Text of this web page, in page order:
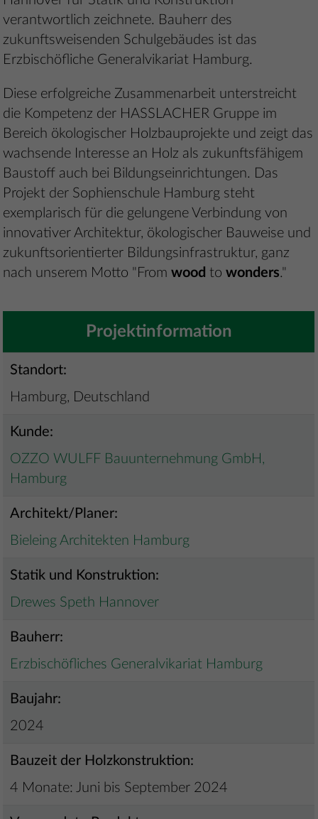
verantwortlich zeichnete. Bauherr des
zukunftsweisenden Schulgebäudes ist das
Erzbischöfliche Generalvikariat Hamburg.
Diese erfolgreiche Zusammenarbeit unterstreicht
die Kompetenz der HASSLACHER Gruppe im
Bereich ökologischer Holzbauprojekte und zeigt das
wachsende Interesse an Holz als zukunftsfähigem
Baustoff auch bei Bildungseinrichtungen. Das
Projekt der Sophienschule Hamburg steht
exemplarisch für die gelungene Verbindung von
innovativer Architektur, ökologischer Bauweise und
zukunftsorientierter Bildungsinfrastruktur, ganz
nach unserem Motto "Fromwood towonders."
Projektinformation
Standort:
Hamburg, Deutschland
Kunde:
OZZO WULFF Bauunternehmung GmbH,
Hamburg
Architekt/Planer:
Bieleing Architekten Hamburg
Statik und Konstruktion:
Drewes Speth Hannover
Bauherr:
Erzbischöfliches Generalvikariat Hamburg
Baujahr:
2024
Bauzeit der Holzkonstruktion:
4 Monate: Juni bis September 2024